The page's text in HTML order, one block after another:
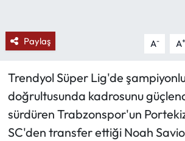
Paylaş A- A+
Trendyol Süper Lig'de
doğrultusunda kadrosunu
sürdüren Trabzonspor'un
SC'den transfer ettiği Noah
Sağlık
Turizm